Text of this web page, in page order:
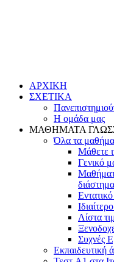
ΑΡΧΙΚΗ
ΣΧΕΤΙΚΑ
Η ομάδα μας
ΜΑΘΗΜΑΤΑ
Όλα τα
Μάθετε
Γενικό
διάστημα
Λίστα
Συχνές
Εκπαιδευτική